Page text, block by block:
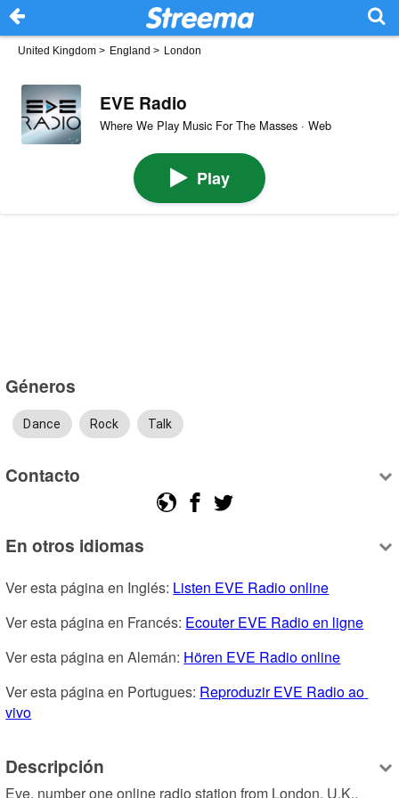
United Kingdom > England > London
EVE Radio
Where We Play Music For The Masses · Web
Play
Géneros
Dance Rock Talk
Contacto
En otros idiomas
Ver esta página en Inglés: Listen EVE Radio online
Ver esta página en Francés: Ecouter EVE Radio en ligne
Ver esta página en Alemán: Hören EVE Radio online
Ver esta página en Portugues: Reproduzir EVE Radio ao
vivo
Descripción
Eve, number one online radio station from London, U.K.,